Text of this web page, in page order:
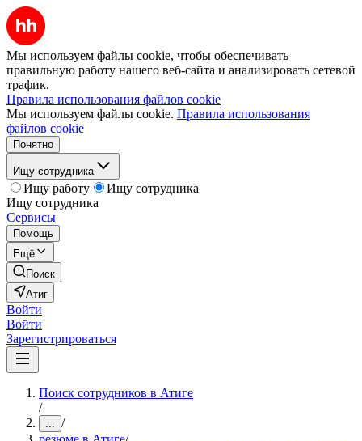
Мы используем файлы cookie, чтобы обеспечивать
правильную работу нашего веб-сайта и анализировать сетевой
трафик.
Правила использования файлов cookie
Мы используем файлы cookie. Правила использования
файлов cookie
Понятно
Ищу сотрудника
Ищу работу
Ищу сотрудника
Ищу сотрудника
Сервисы
Помощь
Ещё
Поиск
Атиг
Войти
Войти
Зарегистрироваться
Поиск сотрудников в Атиге
/
... /